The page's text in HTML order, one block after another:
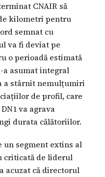
CNAIR să
kilometri pentru
semnat cu
va fi deviat pe
o perioadă estimată
a asumat integral
a stârnit nemulțumiri
de profil, care
va agrava
durata călătoriilor.
un segment extins al
criticată de liderul
acuzat că directorul